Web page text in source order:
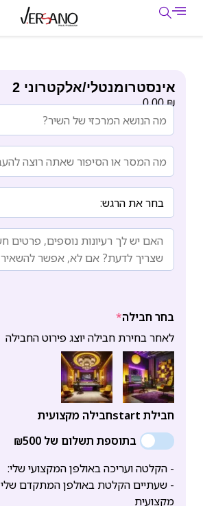
אינסטרומנטלי/אלקטרוני 2
0.00₪
בחר חבילה*
לאחר בחירת חבילה יוצג פירוט החבילה
חבילת start
חבילה מקצועית
בתוספת תשלום של ₪500
- הקלטה ועריכה באולפן המקצועי שלי:
- שעתיים הקלטת באולפן המתקדם שלי
מקצועית